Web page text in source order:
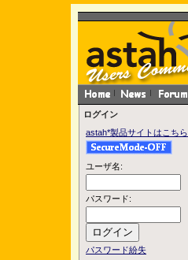
ログイン
astah*製品サイトはこちら
ユーザ名:
パスワード:
パスワード紛失